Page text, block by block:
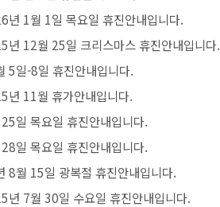
년 1월 1일 목요일 휴진안내입니다.
년 12월 25일 크리스마스 휴진안내입니다.
5일-8일 휴진안내입니다.
년 11월 휴가안내입니다.
일 목요일 휴진안내입니다.
일 목요일 휴진안내입니다.
8월 15일 광복절 휴진안내입니다.
년 7월 30일 수요일 휴진안내입니다.